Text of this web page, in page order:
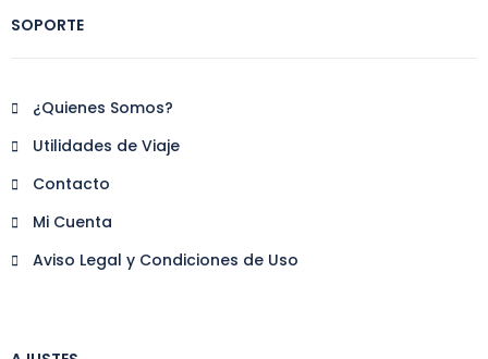
SOPORTE
¿Quienes Somos?
Utilidades de Viaje
Contacto
Mi Cuenta
Aviso Legal y Condiciones de Uso